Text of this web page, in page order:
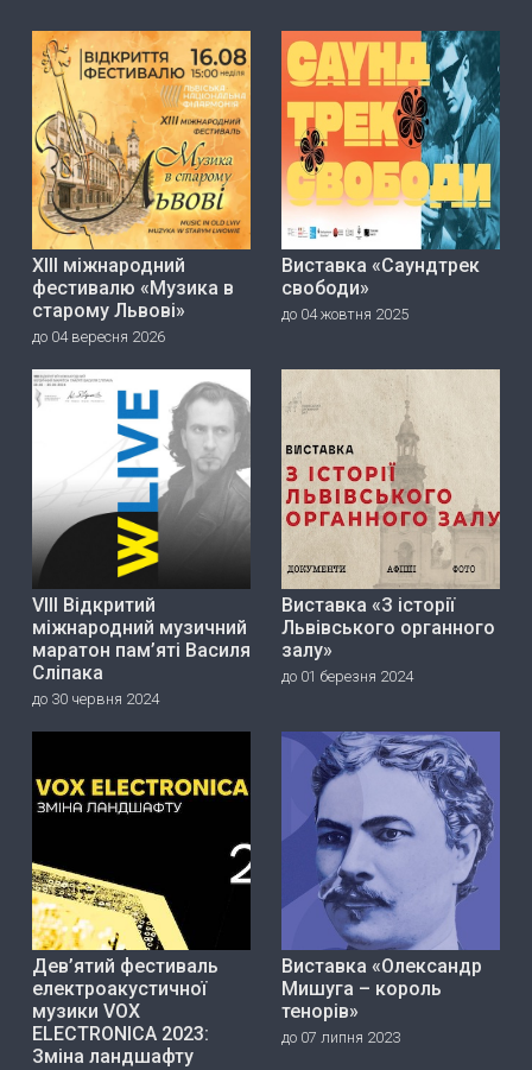
ХІІІ міжнародний
фестивалю «Музика в
старому Львові»
до 04 вересня 2026
Виставка «Саундтрек
свободи»
до 04 жовтня 2025
VIII Відкритий
міжнародний музичний
маратон пам’яті Василя
Сліпака
до 30 червня 2024
Виставка «З історії
Львівського органного
залу»
до 01 березня 2024
Дев’ятий фестиваль
електроакустичної
музики VOX
ELECTRONICA 2023:
Зміна ландшафту
Виставка «Олександр
Мишуга – король
тенорів»
до 07 липня 2023